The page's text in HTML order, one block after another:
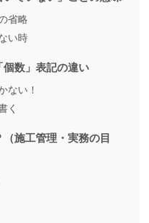
省略
い時
数」表記の違い
ない！
く
施工管理・実務の目